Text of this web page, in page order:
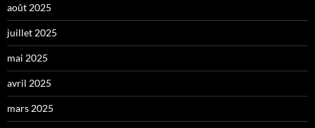
août 2025
juillet 2025
mai 2025
avril 2025
mars 2025